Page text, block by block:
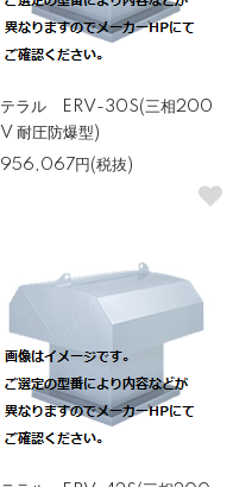
テラル ERV-30S(三相200
V 耐圧防爆型)
956,067円(税抜)